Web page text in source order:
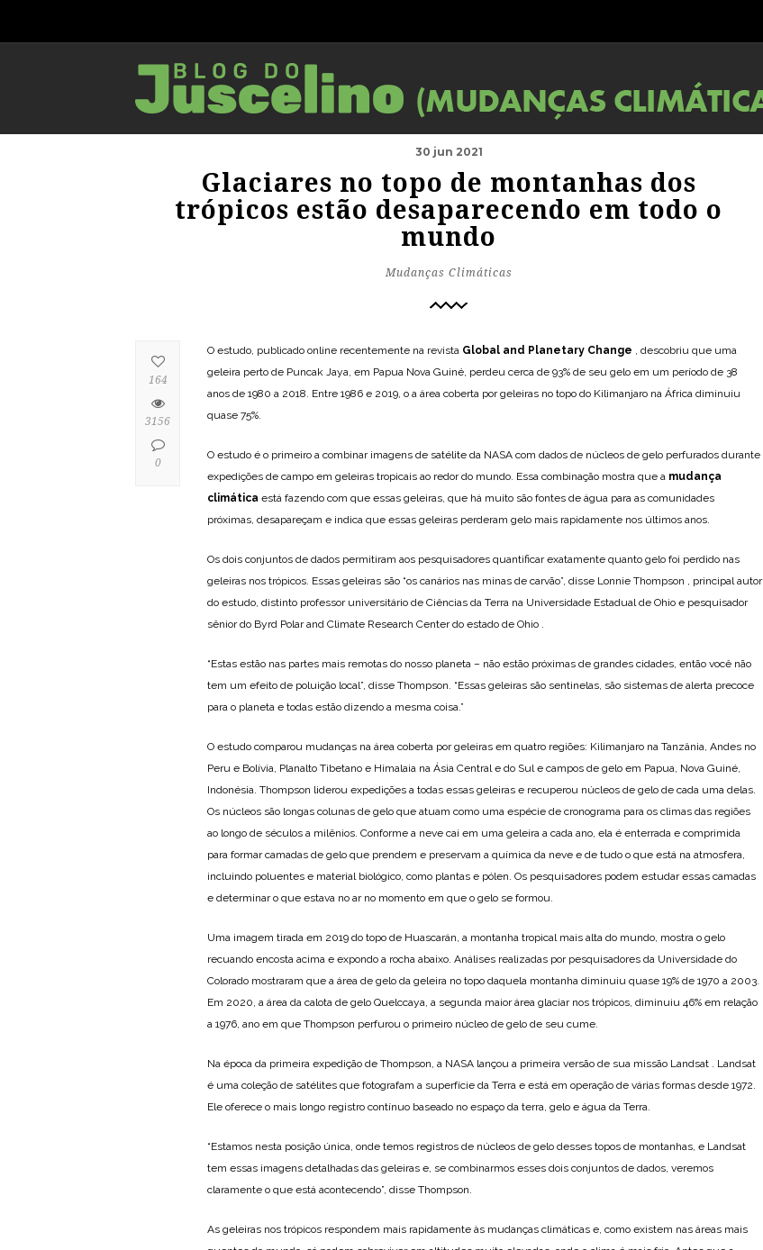
30 jun 2021
Glaciares no topo de montanhas dos
trópicos estão desaparecendo em todo o
mundo
Mudanças Climáticas
O estudo, publicado online recentemente na revista Global and Planetary Change , descobriu que uma
geleira perto de Puncak Jaya, em Papua Nova Guiné, perdeu cerca de 93% de seu gelo em um período de 38
anos de 1980 a 2018. Entre 1986 e 2019, o a área coberta por geleiras no topo do Kilimanjaro na África diminuiu
quase 75%.
O estudo é o primeiro a combinar imagens de satélite da NASA com dados de núcleos de gelo perfurados durante
expedições de campo em geleiras tropicais ao redor do mundo. Essa combinação mostra que a mudança
climática está fazendo com que essas geleiras, que há muito são fontes de água para as comunidades
próximas, desapareçam e indica que essas geleiras perderam gelo mais rapidamente nos últimos anos.
Os dois conjuntos de dados permitiram aos pesquisadores quantificar exatamente quanto gelo foi perdido nas
geleiras nos trópicos. Essas geleiras são “os canários nas minas de carvão”, disse Lonnie Thompson , principal autor
do estudo, distinto professor universitário de Ciências da Terra na Universidade Estadual de Ohio e pesquisador
sênior do Byrd Polar and Climate Research Center do estado de Ohio .
“Estas estão nas partes mais remotas do nosso planeta – não estão próximas de grandes cidades, então você não
tem um efeito de poluição local”, disse Thompson. “Essas geleiras são sentinelas, são sistemas de alerta precoce
para o planeta e todas estão dizendo a mesma coisa.”
O estudo comparou mudanças na área coberta por geleiras em quatro regiões: Kilimanjaro na Tanzânia, Andes no
Peru e Bolívia, Planalto Tibetano e Himalaia na Ásia Central e do Sul e campos de gelo em Papua, Nova Guiné,
Indonésia. Thompson liderou expedições a todas essas geleiras e recuperou núcleos de gelo de cada uma delas.
Os núcleos são longas colunas de gelo que atuam como uma espécie de cronograma para os climas das regiões
ao longo de séculos a milênios. Conforme a neve cai em uma geleira a cada ano, ela é enterrada e comprimida
para formar camadas de gelo que prendem e preservam a química da neve e de tudo o que está na atmosfera,
incluindo poluentes e material biológico, como plantas e pólen. Os pesquisadores podem estudar essas camadas
e determinar o que estava no ar no momento em que o gelo se formou.
Uma imagem tirada em 2019 do topo de Huascarán, a montanha tropical mais alta do mundo, mostra o gelo
recuando encosta acima e expondo a rocha abaixo. Análises realizadas por pesquisadores da Universidade do
Colorado mostraram que a área de gelo da geleira no topo daquela montanha diminuiu quase 19% de 1970 a 2003.
Em 2020, a área da calota de gelo Quelccaya, a segunda maior área glaciar nos trópicos, diminuiu 46% em relação
a 1976, ano em que Thompson perfurou o primeiro núcleo de gelo de seu cume.
Na época da primeira expedição de Thompson, a NASA lançou a primeira versão de sua missão Landsat . Landsat
é uma coleção de satélites que fotografam a superfície da Terra e está em operação de várias formas desde 1972.
Ele oferece o mais longo registro contínuo baseado no espaço da terra, gelo e água da Terra.
“Estamos nesta posição única, onde temos registros de núcleos de gelo desses topos de montanhas, e Landsat
tem essas imagens detalhadas das geleiras e, se combinarmos esses dois conjuntos de dados, veremos
claramente o que está acontecendo”, disse Thompson.
As geleiras nos trópicos respondem mais rapidamente às mudanças climáticas e, como existem nas áreas mais
164
3156
0